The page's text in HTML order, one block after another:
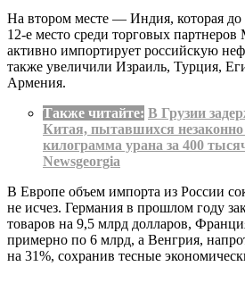
На втором месте — Индия, которая
12-е место среди торговых
активно импортирует российскую
также увеличили Израиль, Турция,
Армения.
Также читайте: В Грузии
Китая, пытавшихся незаконно
килограмма урана за 400
Newsgeorgia
В Европе объем импорта из России
не исчез. Германия в прошлом году
товаров на 9,5 млрд долларов,
примерно по 6 млрд, а Венгрия,
на 31%, сохранив тесные